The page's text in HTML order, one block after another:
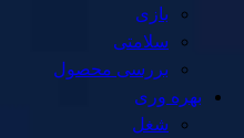
بازی
سلامتی
بررسی محصول
بهره وری
شغل